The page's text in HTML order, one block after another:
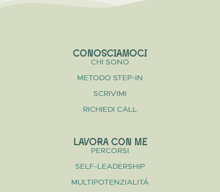
CONOSCIAMOCI
CHI SONO
METODO STEP-IN
SCRIVIMI
RICHIEDI CALL
LAVORA CON ME
PERCORSI
SELF-LEADERSHIP
MULTIPOTENZIALITÁ